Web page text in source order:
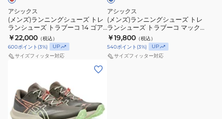
ツ
マ
ッ
ク
ス
ッ
ク
ー
ズ
フ
ジ
ラ
ュ
ー
ズ
ト
レ
ュ
ー
アシックス
(メンズ)ランニングシューズ トレ
ランシューズ トラブーコ 14 ゴア
テックス ブラウン レッド
1011C165.020 防水
￥22,000 （税込）
600ポイント (3%)
UP
サイズフィッター対応
ュ
ー
ズ
ト
レ
ブ
ル
ー
アシックス
(メンズ)ランニングシューズ トレ
ランシューズ トラブーコ マック
ス 5 ブラック ブルー
1011C164.200
￥19,800 （税込）
540ポイント (3%)
UP
サイズフィッター対応
ズ、
レ
デ